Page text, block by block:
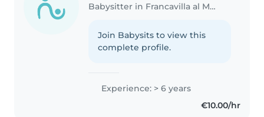
Babysitter in Francavilla al Mare
Join Babysits to view this
complete profile.
Experience: > 6 years
€10.00/hr